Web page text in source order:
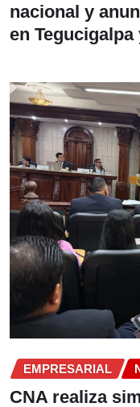
nacional y
en
EMPRESARIAL
CNA realiza